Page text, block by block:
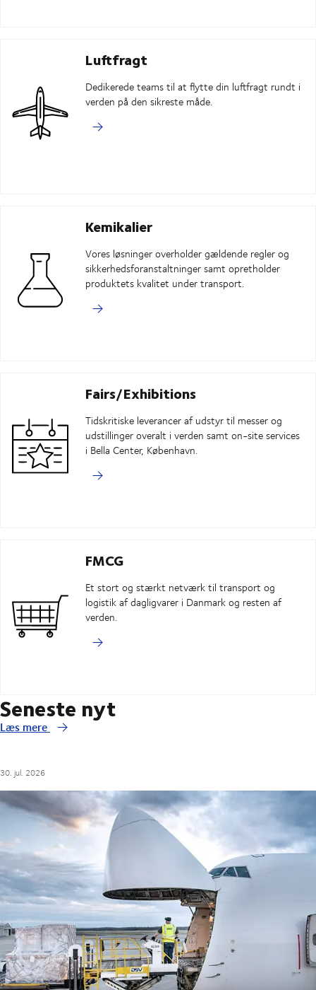
Luftfragt
Dedikerede teams til at flytte din luftfragt rundt i
verden på den sikreste måde.
Kemikalier
Vores løsninger overholder gældende regler og
sikkerhedsforanstaltninger samt opretholder
produktets kvalitet under transport.
Fairs/Exhibitions
Tidskritiske leverancer af udstyr til messer og
udstillinger overalt i verden samt on-site services
i Bella Center, København.
FMCG
Et stort og stærkt netværk til transport og
logistik af dagligvarer i Danmark og resten af
verden.
Seneste nyt
Læs mere
30. jul. 2026